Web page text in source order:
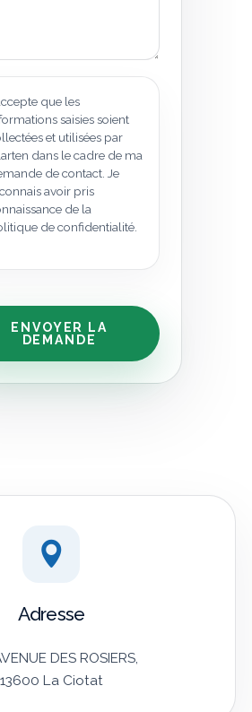
que les
saisies soient
et utilisées par
dans le cadre de ma
de contact. Je
avoir pris
de la
de confidentialité.
ENVOYER LA
DEMANDE
Adresse
DES ROSIERS,
13600 La Ciotat